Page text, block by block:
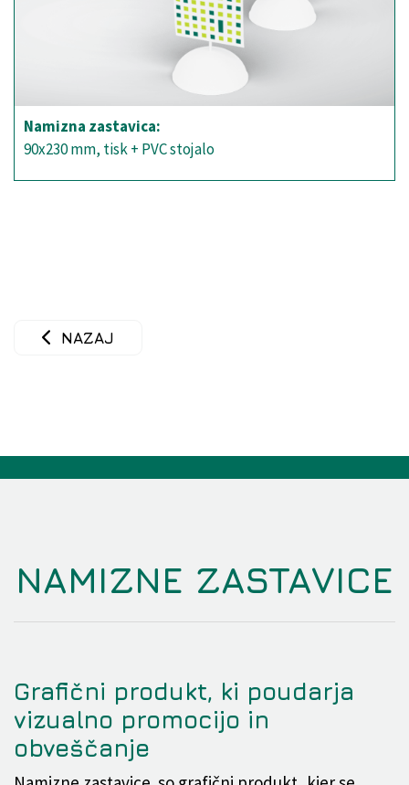
Namizna zastavica:
90x230 mm, tisk + PVC stojalo
NAZAJ
NAMIZNE ZASTAVICE
Grafični produkt, ki poudarja
vizualno promocijo in
obveščanje